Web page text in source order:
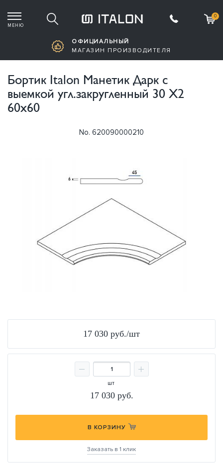
МЕНЮ
0
ОФИЦИАЛЬНЫЙ
МАГАЗИН ПРОИЗВОДИТЕЛЯ
Бортик Italon Манетик Дарк с
выемкой угл.закругленный 30 Х2
60х60
No. 620090000210
17 030 руб./шт
шт
17 030 руб.
В КОРЗИНУ
Заказать в 1 клик